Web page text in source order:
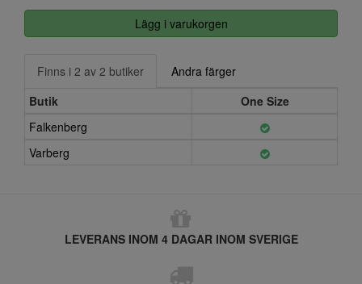
Lägg i varukorgen
Finns i 2 av 2 butiker
Andra färger
Butik
One Size
Falkenberg
Varberg
LEVERANS INOM 4 DAGAR INOM SVERIGE